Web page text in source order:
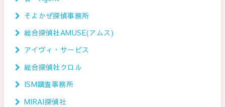
そよかぜ探偵事務所
総合探偵社AMUSE(アムス)
アイヴィ・サービス
総合探偵社クロル
ISM調査事務所
MIRAI探偵社